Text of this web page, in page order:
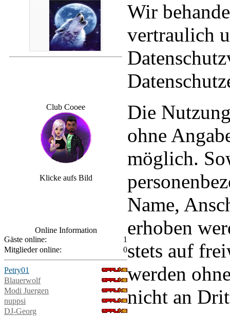
Club Cooee
Klicke aufs Bild
Online Information
Gäste online:
1
Mitglieder online:
0
Petry01
Blauerwolf
Modi Juergen
nuppsi
DJ-Georg
Wir
vertraulich
Die
ohne
möglich.
Name,
erhoben
stets auf
werden
nicht an